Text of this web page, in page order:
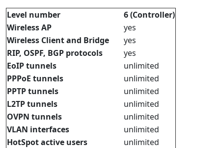
Level number
6 (Controller)
Wireless AP
yes
Wireless Client and Bridge
yes
RIP, OSPF, BGP protocols
yes
EoIP tunnels
unlimited
PPPoE tunnels
unlimited
PPTP tunnels
unlimited
L2TP tunnels
unlimited
OVPN tunnels
unlimited
VLAN interfaces
unlimited
HotSpot active users
unlimited